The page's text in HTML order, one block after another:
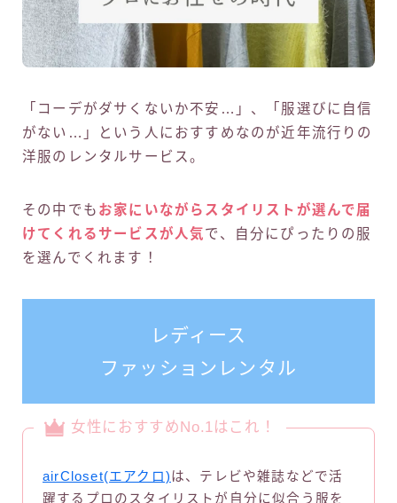
「コーデがダサくないか不安…」、「服選びに自信
がない…」という人におすすめなのが近年流行りの
洋服のレンタルサービス。
その中でも お家にいながらスタイリストが選んで届
けてくれるサービスが人気で、自分にぴったりの服
を選んでくれます！
レディース
ファッションレンタル
女性におすすめNo.1はこれ！
airCloset(エアクロ)は、テレビや雑誌などで活
躍するプロのスタイリストが自分に似合う服を